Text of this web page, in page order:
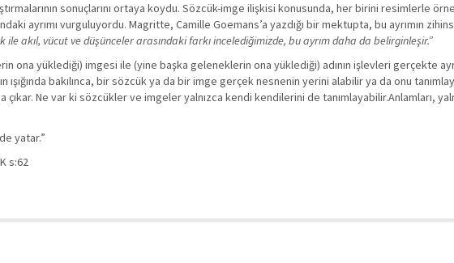
sonuçlarını ortaya koydu. Sözcük-imge ilişkisi konusunda, her birini resimlerle
ayrımı vurguluyordu. Magritte, Camille Goemans’a yazdığı bir mektupta, bu ayrımın
ile akıl, vücut ve düşünceler arasındaki farkı incelediğimizde, bu ayrım daha da belirginleşir.”
yüklediği) imgesi ile (yine başka geleneklerin ona yüklediği) adının işlevleri gerçekte ayrı
ışığında bakılınca, bir sözcük ya da bir imge gerçek nesnenin yerini alabilir ya da onu
çıkar. Ne var ki sözcükler ve imgeler yalnızca kendi kendilerini de tanımlayabilir.Anlamları,
yatar.”
s:62